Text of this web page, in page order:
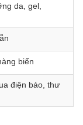
da, gel,
biển
điện báo, thư